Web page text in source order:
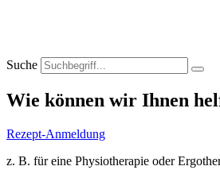
Suche
Wie können wir Ihnen
Rezept-Anmeldung
z. B. für eine Physiotherapie oder